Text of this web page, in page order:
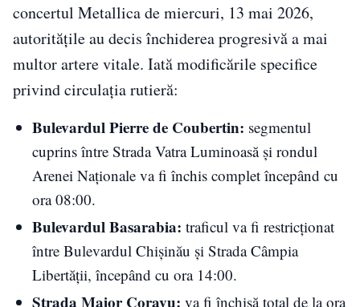
concertul Metallica de miercuri, 13 mai 2026,
autoritățile au decis închiderea progresivă a mai
multor artere vitale. Iată modificările specifice
privind circulația rutieră:
Bulevardul Pierre de Coubertin: segmentul
cuprins între Strada Vatra Luminoasă și rondul
Arenei Naționale va fi închis complet începând cu
ora 08:00.
Bulevardul Basarabia: traficul va fi restricționat
între Bulevardul Chișinău și Strada Câmpia
Libertății, începând cu ora 14:00.
Strada Maior Coravu: va fi închisă total de la ora